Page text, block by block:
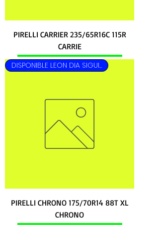
PIRELLI CARRIER 235/65R16C 115R
CARRIE
DISPONIBLE LEON DIA SIGUIENTE
PIRELLI CHRONO 175/70R14 88T XL
CHRONO